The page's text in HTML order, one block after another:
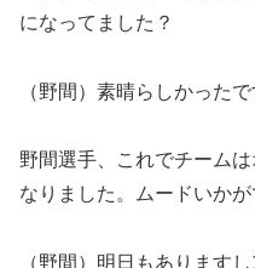
になってました？
（野間）素晴らしかったで
野間選手、これでチーム
なりました。ムードいかが
（野間）明日もあります